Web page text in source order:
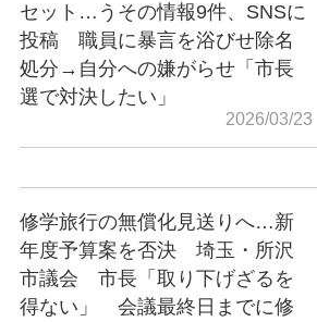
セット…うその情報9件、SNSに
投稿 職員に暴言を浴びせ除名
処分→自分への嫌がらせ「市長
選で対決したい」
2026/03/23
修学旅行の無償化見送りへ…新
年度予算案を否決 埼玉・所沢
市議会 市長「取り下げざるを
得ない」 会議最終日までに修